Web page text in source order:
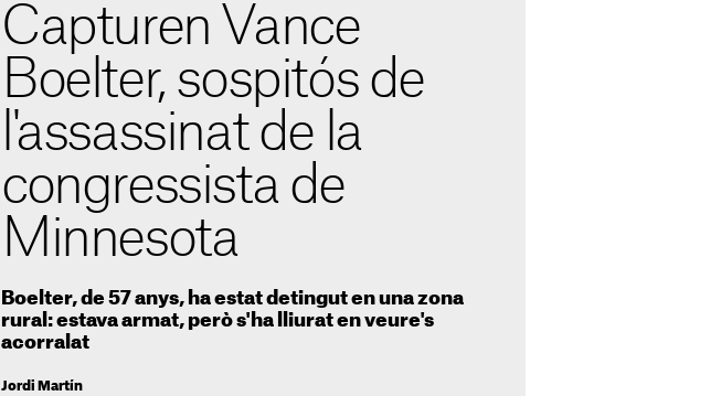
Capturen Vance
Boelter, sospitós de
l'assassinat de la
congressista de
Minnesota
Boelter, de 57 anys, ha estat detingut en una zona
rural: estava armat, però s'ha lliurat en veure's
acorralat
Jordi Martín